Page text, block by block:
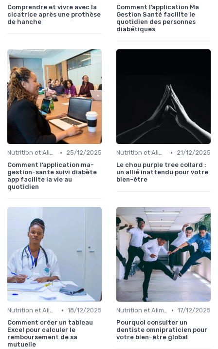
Comprendre et vivre avec la
cicatrice après une prothèse
de hanche
Comment l’application Ma
Gestion Santé facilite le
quotidien des personnes
diabétiques
Nutrition et Alimentation Saine •
25/12/2025
Comment l’application ma-
gestion-sante suivi diabète
app facilite la vie au
quotidien
Nutrition et Alimentation Saine •
21/12/2025
Le chou purple tree collard :
un allié inattendu pour votre
bien-être
Nutrition et Alimentation Saine • 18/12/2025
Comment créer un tableau
Excel pour calculer le
remboursement de sa
mutuelle
Nutrition et Alimentation Saine • 17/12/2025
Pourquoi consulter un
dentiste omnipraticien pour
votre bien-être global